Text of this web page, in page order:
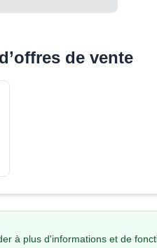
de vente
à plus d'informations et de